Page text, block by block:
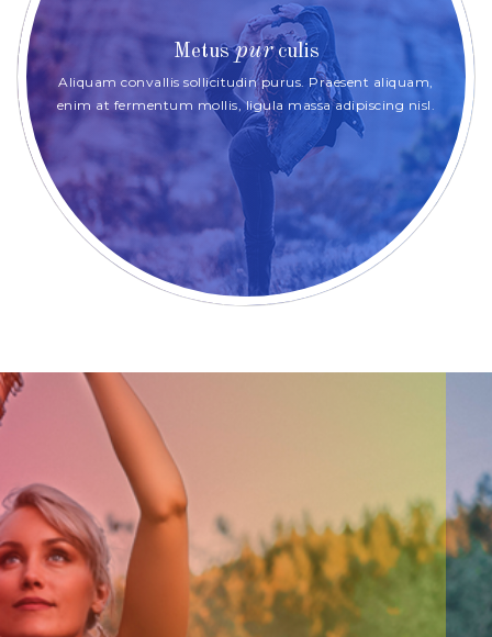
Metuspurculis
Aliquam convallis sollicitudin purus. Praesent aliquam,
enim at fermentum mollis, ligula massa adipiscing nisl.